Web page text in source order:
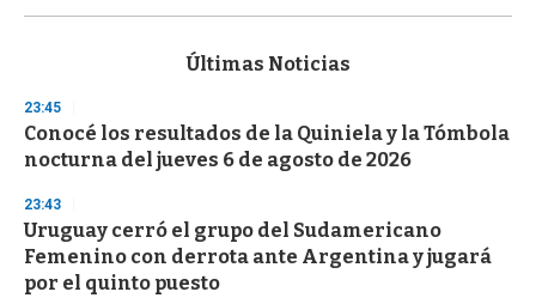
s
d
s
o
f
3
s
e
c
o
Últimas Noticias
23:45
Conocé los resultados de la Quiniela y la Tómbola
nocturna del jueves 6 de agosto de 2026
23:43
Uruguay cerró el grupo del Sudamericano
Femenino con derrota ante Argentina y jugará
por el quinto puesto